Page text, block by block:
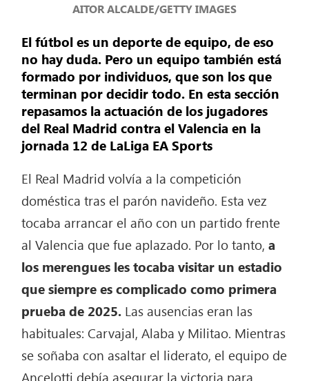
AITOR ALCALDE/GETTY IMAGES
El fútbol es un deporte de equipo, de eso
no hay duda. Pero un equipo también está
formado por individuos, que son los que
terminan por decidir todo. En esta sección
repasamos la actuación de los jugadores
del Real Madrid contra el Valencia en la
jornada 12 de LaLiga EA Sports
El Real Madrid volvía a la competición
doméstica tras el parón navideño. Esta vez
tocaba arrancar el año con un partido frente
al Valencia que fue aplazado. Por lo tanto,a
los merengues les tocaba visitar un estadio
que siempre es complicado como primera
prueba de 2025. Las ausencias eran las
habituales: Carvajal, Alaba y Militao. Mientras
se soñaba con asaltar el liderato, el equipo de
Ancelotti debía asegurar la victoria para